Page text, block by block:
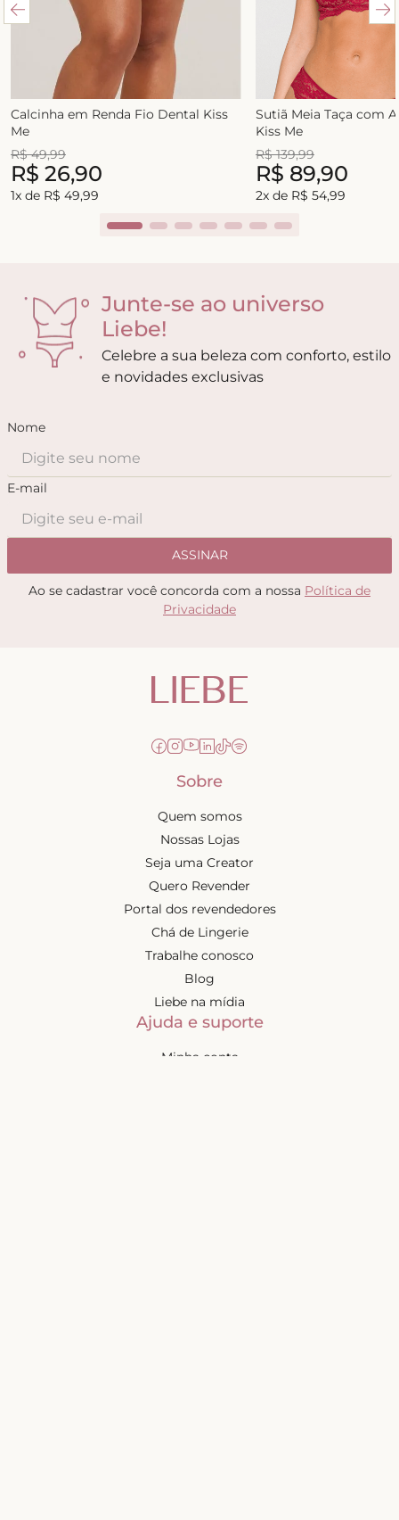
Calcinha em Renda Fio Dental Kiss
Me
R$ 49,99
R$ 26,90
1x de R$ 49,99
Sutiã Meia Taça com
Kiss Me
R$ 139,99
R$ 89,90
2x de R$ 54,99
Junte-se ao universo
Liebe!
Celebre a sua beleza com conforto, estilo
e novidades exclusivas
Nome
E-mail
ASSINAR
Ao se cadastrar você concorda com a nossa Política de
Privacidade
Sobre
Quem somos
Nossas Lojas
Seja uma Creator
Quero Revender
Portal dos revendedores
Chá de Lingerie
Trabalhe conosco
Blog
Liebe na mídia
Ajuda e suporte
Minha conta